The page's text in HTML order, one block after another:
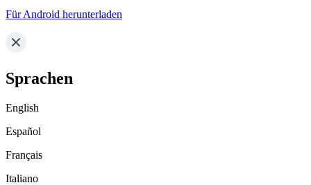
Für Android herunterladen
Sprachen
English
Español
Français
Italiano